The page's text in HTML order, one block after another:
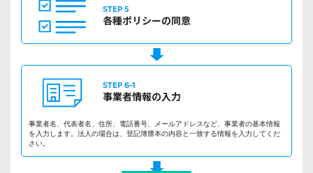
STEP 5
各種ポリシーの 同意
STEP 6-1
事業者情報の入力
事業者名、代表者名、住所、電話番号、メールアドレスなど、事業者の基本情報
を入力します。法人の場合は、登記簿謄本の内容と一致する情報を入力してくだ
さい。